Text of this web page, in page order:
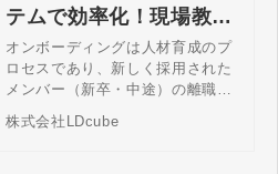
テムで効率化！現場教育
と全社教育の違いを解
説！
オンボーディングは人材育成のプ
ロセスであり、新しく採用された
メンバー（新卒・中途）の離職防
リットが期待できます。ただし、
株式会社LDcube